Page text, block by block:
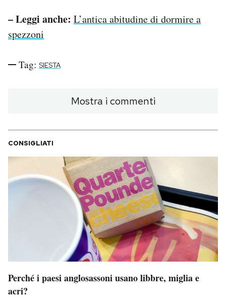
– Leggi anche: L’antica abitudine di dormire a
spezzoni
Tag: SIESTA
Mostra i commenti
CONSIGLIATI
Perché i paesi anglosassoni usano libbre, miglia e
acri?